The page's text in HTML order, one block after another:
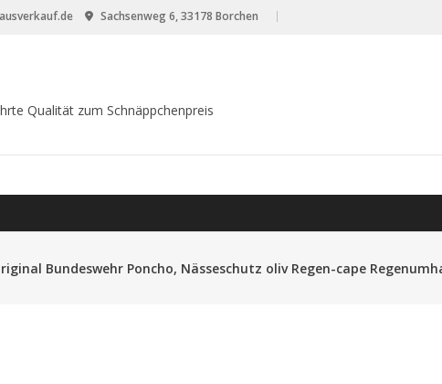
Sachsenweg 6, 33178 Borchen
Qualität zum Schnäppchenpreis
Bundeswehr Poncho, Nässeschutz oliv Regen-cape